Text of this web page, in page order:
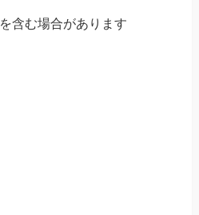
を含む場合があります